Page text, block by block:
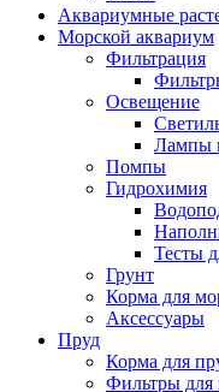
Аквариумные
Морской аквариум
Фильтрация
Освещение
Лампы
Помпы
Гидрохимия
Тесты
Грунт
Корма для
Аксессуары
Пруд
Корма для
Фильтры для